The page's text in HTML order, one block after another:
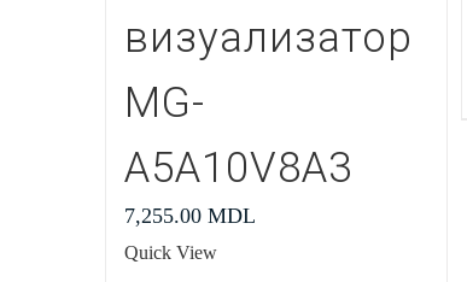
визуализатор
MG-
A5A10V8A3
7,255.00 MDL
Quick View